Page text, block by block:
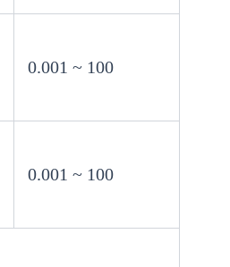
0.001 ~ 100
0.001 ~ 100